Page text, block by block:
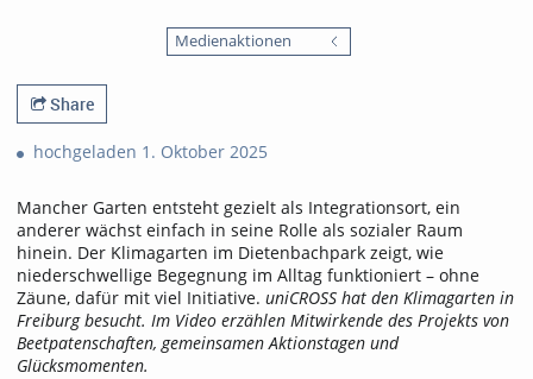
Medienaktionen
Share
hochgeladen 1. Oktober 2025
Mancher Garten entsteht gezielt als Integrationsort, ein
anderer wächst einfach in seine Rolle als sozialer Raum
hinein. Der Klimagarten im Dietenbachpark zeigt, wie
niederschwellige Begegnung im Alltag funktioniert – ohne
Zäune, dafür mit viel Initiative. uniCROSS hat den Klimagarten in
Freiburg besucht. Im Video erzählen Mitwirkende des Projekts von
Beetpatenschaften, gemeinsamen Aktionstagen und
Glücksmomenten.